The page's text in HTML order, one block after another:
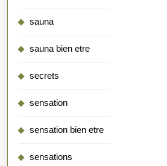
sauna
sauna bien etre
secrets
sensation
sensation bien etre
sensations